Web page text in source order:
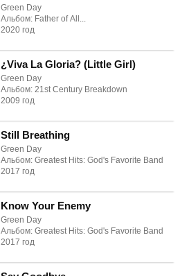
Green Day
Альбом: Father of All...
2020 год
¿Viva La Gloria? (Little Girl)
Green Day
Альбом: 21st Century Breakdown
2009 год
Still Breathing
Green Day
Альбом: Greatest Hits: God's Favorite Band
2017 год
Know Your Enemy
Green Day
Альбом: Greatest Hits: God's Favorite Band
2017 год